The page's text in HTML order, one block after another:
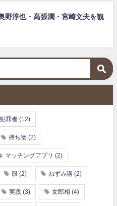
野淳也・高張潤・宮崎文夫を観
犯罪者 (12)
持ち物 (2)
マッチングアプリ (2)
服 (2) ねずみ講 (2)
実践 (3) 女郎相 (4)